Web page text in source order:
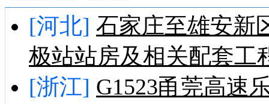
[河北] 石家庄至雄安新
极站站房及相关配套工
[浙江] G1523甬莞高速